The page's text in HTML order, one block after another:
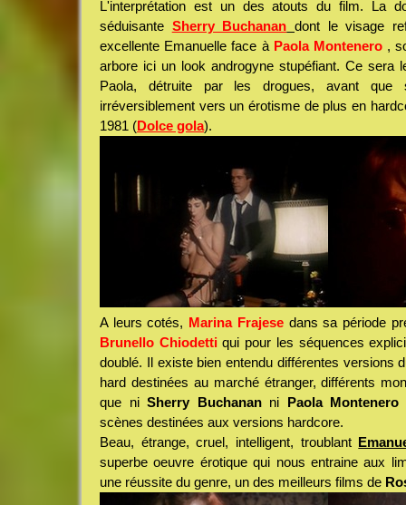
L'interprétation est un des atouts du film. La
séduisante Sherry Buchanan dont le visage
excellente Emanuelle face à Paola Montenero ,
arbore ici un look androgyne stupéfiant. Ce sera
Paola, détruite par les drogues, avant que
irréversiblement vers un érotisme de plus en
1981 (Dolce gola).
A leurs cotés, Marina Frajesedans sa période
Brunello Chiodettiqui pour les séquences
doublé. Il existe bien entendu différentes versions
hard destinées au marché étranger, différents
que niSherry Buchananni Paola Montenero
scènes destinées aux versions hardcore.
Beau, étrange, cruel, intelligent, troublant
superbe oeuvre érotique qui nous entraine aux
une réussite du genre, un des meilleurs films de